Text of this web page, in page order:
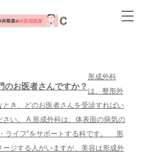
のお医者さんですか？
形成外科
は、整形外
き、どのお医者さんを受診すればい
い。 A.形成外科は、体表面の病気の
ライフ”をサポートする科です。 形
ジする人がいますが、美容は形成外